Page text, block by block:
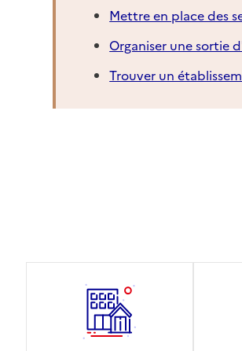
Mettre en place des
Organiser une sortie
Trouver un